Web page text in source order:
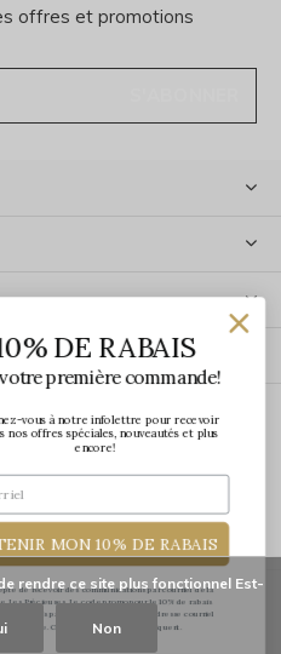
offres et promotions
rendre ce site plus fonctionnel Est-
Non
DE RABAIS
première commande!
vous à notre infolettre pour recevoir
nos offres spéciales, nouveautés et plus
encore!
MON 10% DE RABAIS
de recevoir des communications par courriel de la
Les Précieuses. Le code promo pour le 10% de rabais
transmis par courriel une fois votre adresse courriel
confirmée. Certaines exclusions s'appliquent.